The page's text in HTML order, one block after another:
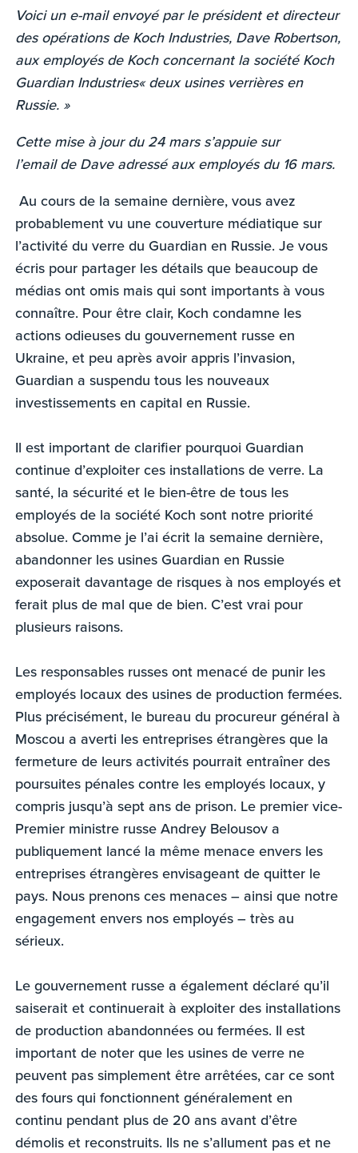
Voici un e-mail envoyé par le président et directeur
des opérations de Koch Industries, Dave Robertson,
aux employés de Koch concernant la société Koch
Guardian Industries« deux usines verrières en
Russie. »
Cette mise à jour du 24 mars s’appuie sur
l’email de Dave adressé aux employés du 16 mars.
Au cours de la semaine dernière, vous avez
probablement vu une couverture médiatique sur
l’activité du verre du Guardian en Russie. Je vous
écris pour partager les détails que beaucoup de
médias ont omis mais qui sont importants à vous
connaître. Pour être clair, Koch condamne les
actions odieuses du gouvernement russe en
Ukraine, et peu après avoir appris l’invasion,
Guardian a suspendu tous les nouveaux
investissements en capital en Russie.
Il est important de clarifier pourquoi Guardian
continue d’exploiter ces installations de verre. La
santé, la sécurité et le bien-être de tous les
employés de la société Koch sont notre priorité
absolue. Comme je l’ai écrit la semaine dernière,
abandonner les usines Guardian en Russie
exposerait davantage de risques à nos employés et
ferait plus de mal que de bien. C’est vrai pour
plusieurs raisons.
Les responsables russes ont menacé de punir les
employés locaux des usines de production fermées.
Plus précisément, le bureau du procureur général à
Moscou a averti les entreprises étrangères que la
fermeture de leurs activités pourrait entraîner des
poursuites pénales contre les employés locaux, y
compris jusqu’à sept ans de prison. Le premier vice-
Premier ministre russe Andrey Belousov a
publiquement lancé la même menace envers les
entreprises étrangères envisageant de quitter le
pays. Nous prenons ces menaces – ainsi que notre
engagement envers nos employés – très au
sérieux.
Le gouvernement russe a également déclaré qu’il
saiserait et continuerait à exploiter des installations
de production abandonnées ou fermées. Il est
important de noter que les usines de verre ne
peuvent pas simplement être arrêtées, car ce sont
des fours qui fonctionnent généralement en
continu pendant plus de 20 ans avant d’être
démolis et reconstruits. Ils ne s’allument pas et ne